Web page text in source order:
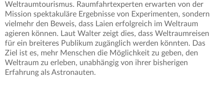
Weltraumtourismus. Raumfahrtexperten erwarten von der
Mission spektakuläre Ergebnisse von Experimenten, sondern
vielmehr den Beweis, dass Laien erfolgreich im Weltraum
agieren können. Laut Walter zeigt dies, dass Weltraumreisen
für ein breiteres Publikum zugänglich werden könnten. Das
Ziel ist es, mehr Menschen die Möglichkeit zu geben, den
Weltraum zu erleben, unabhängig von ihrer bisherigen
Erfahrung als Astronauten.